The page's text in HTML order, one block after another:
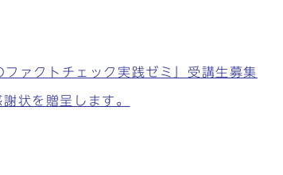
ァクトチェック実践ゼミ」受講生募集
状を贈呈します。